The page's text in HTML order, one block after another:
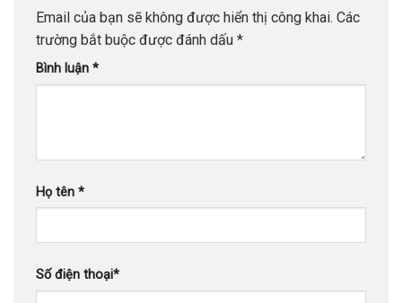
Email của bạn sẽ không được hiển thị công khai. Các
trường bắt buộc được đánh dấu *
Bình luận *
Họ tên *
Số điện thoại*